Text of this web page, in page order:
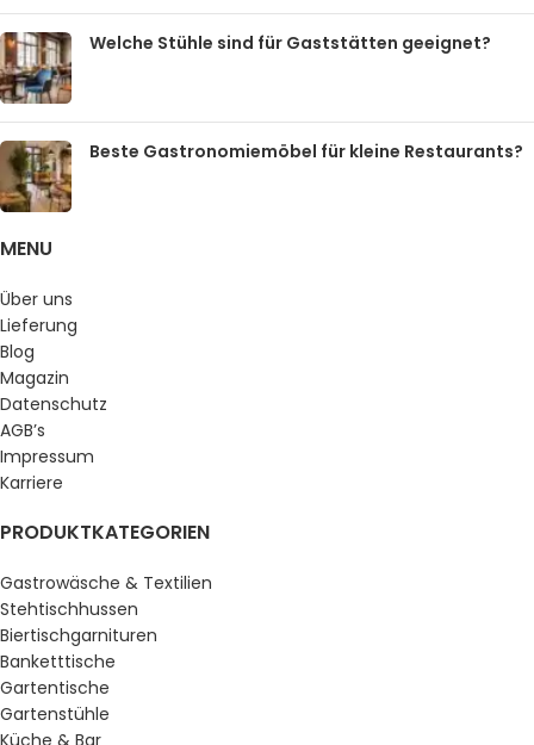
Welche Stühle sind für Gaststätten geeignet?
Beste Gastronomiemöbel für kleine Restaurants?
MENU
Über uns
Lieferung
Blog
Magazin
Datenschutz
AGB’s
Impressum
Karriere
PRODUKTKATEGORIEN
Gastrowäsche & Textilien
Stehtischhussen
Biertischgarnituren
Banketttische
Gartentische
Gartenstühle
Küche & Bar